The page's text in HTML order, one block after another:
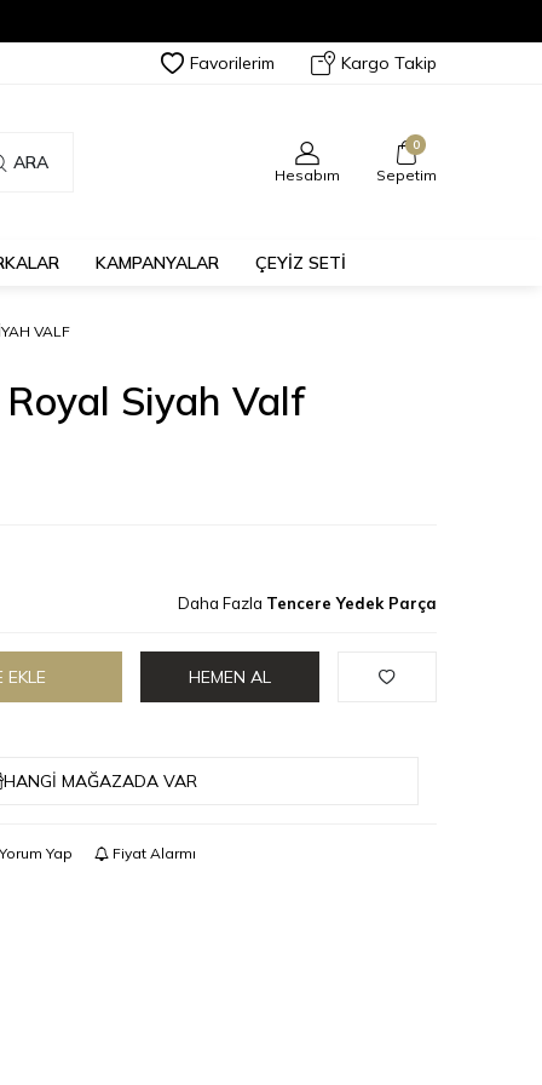
Favorilerim Kargo Takip
ARA
Hesabım
0
Sepetim
KAMPANYALAR ÇEYİZ SETİ
VALF
Siyah Valf
Daha Fazla Tencere Yedek Parça
EKLE HEMEN AL
HANGI MAĞAZADA VAR
Yorum Yap Fiyat Alarmı